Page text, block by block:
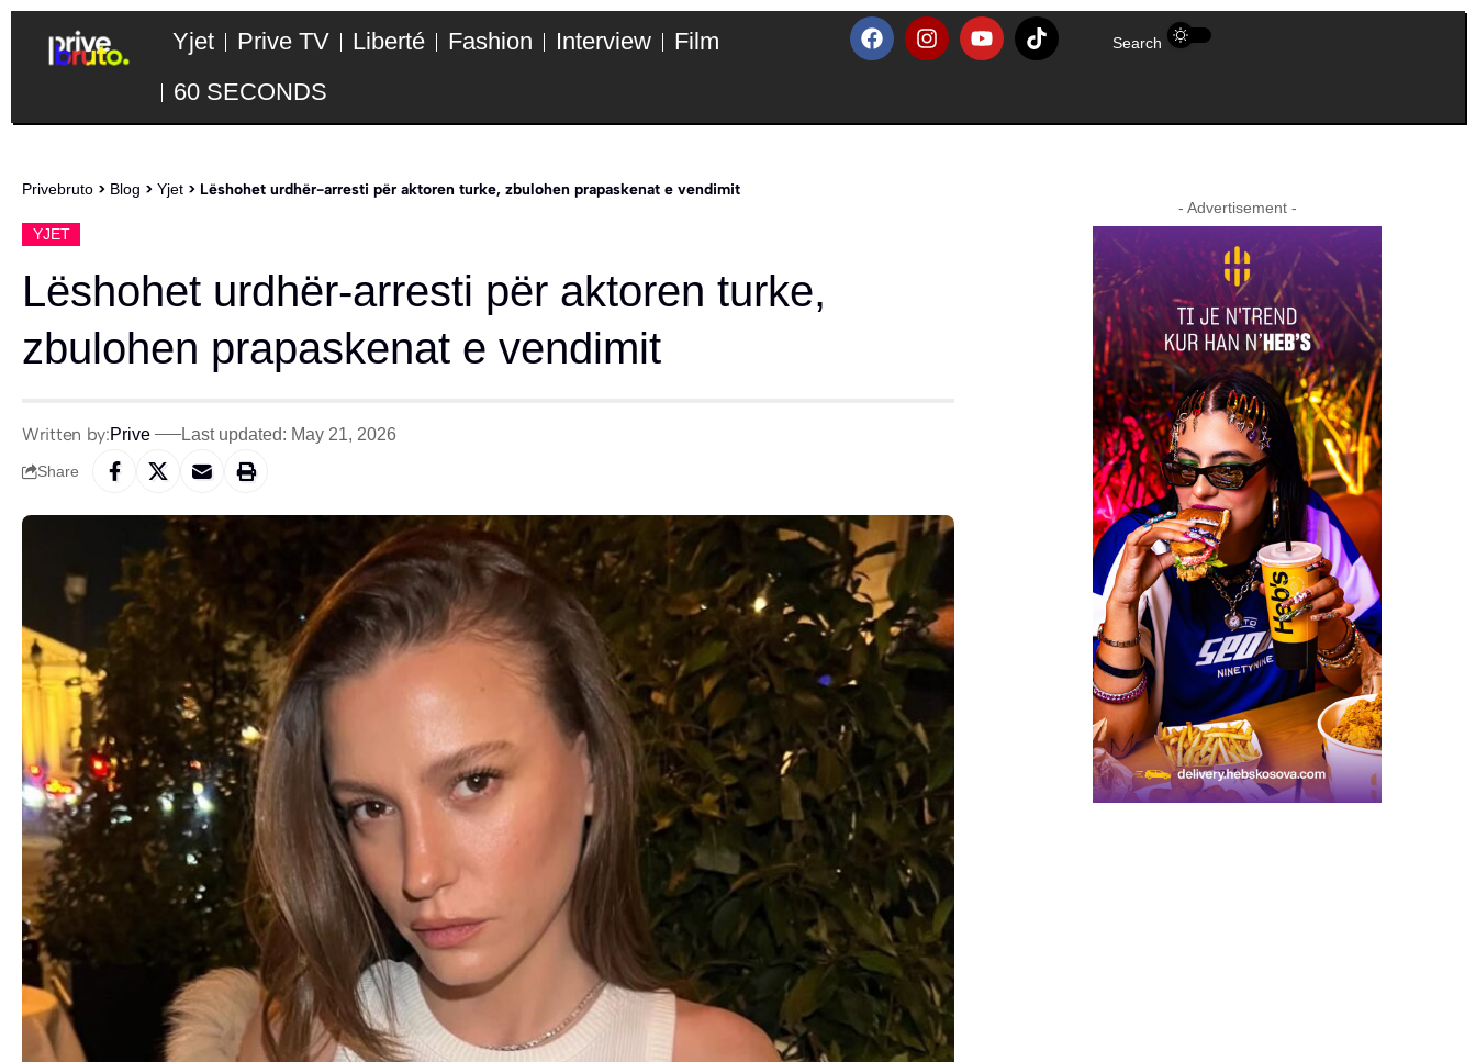
Yjet Prive TV Liberté Fashion Interview
Film
60 SECONDS
Search
Privebruto > Blog > Yjet > Lëshohet urdhër-arresti për aktoren turke, zbulohen prapaskenat e vendimit
YJET
Lëshohet urdhër-arresti për aktoren turke,
zbulohen prapaskenat e vendimit
Written by:Prive Last updated: May 21, 2026
Share
- Advertisement -